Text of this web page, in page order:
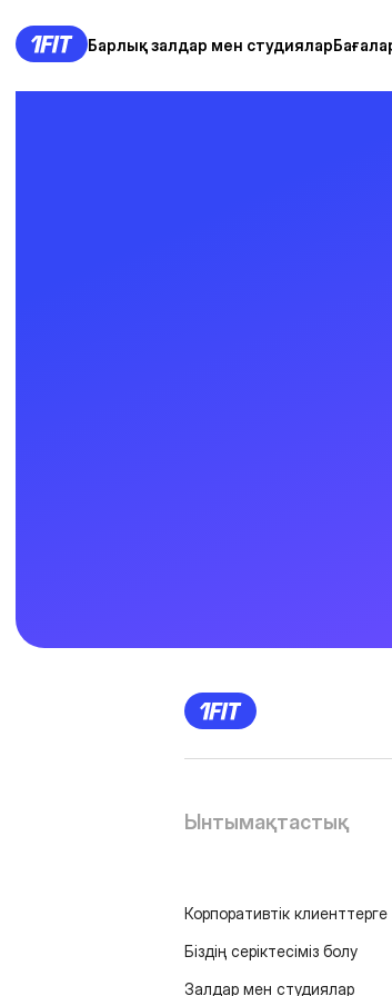
Барлық залдар мен студиялар
Ынтымақтастық
Корпоративтік клиенттерге
Біздің серіктесіміз болу
Залдар мен студиялар